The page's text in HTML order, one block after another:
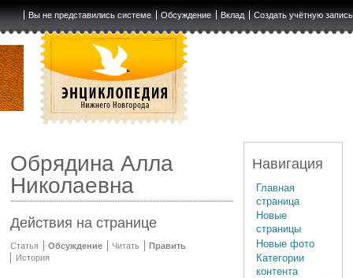
Вы не представились системе Обсуждение Вклад Создать учётную запись
Обрядина Алла
Николаевна
Действия на странице
Статья Обсуждение Читать
Править
История
Навигация
Главная
страница
Новые
страницы
Новые фото
Категории
контента